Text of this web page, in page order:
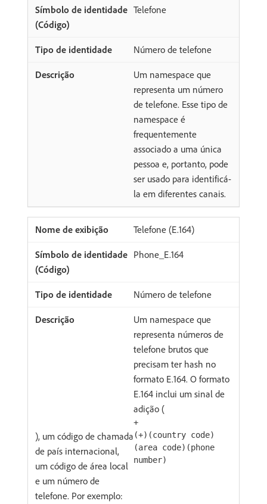
Telefone
Número de telefone
Um namespace que
representa um número
de telefone. Esse tipo de
namespace é
frequentemente
associado a uma única
pessoa e, portanto, pode
ser usado para identificá-
la em diferentes canais.
Telefone (E.164)
Phone_E.164
Número de telefone
Um namespace que
representa números de
telefone brutos que
precisam ter hash no
formato E.164. O formato
E.164 inclui um sinal de
adição (
+
), um código de chamada
de país internacional,
um código de área local
e um número de
telefone. Por exemplo:
(+)(country code)
(area code)(phone
number)